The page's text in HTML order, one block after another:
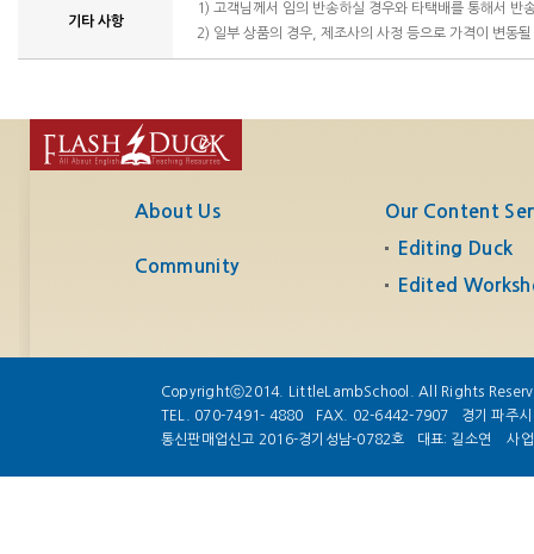
기타 사항
1) 고객님께서 임의 반송하실 경우와 타택배를 통해서
2) 일부 상품의 경우, 제조사의 사정 등으로 가격이 변동
About Us
Community
Our Content
Editing Duck
Edited
Copyrightⓒ2014. LittleLambSchool. All Rights
TEL. 070-7491- 4880
FAX. 02-6442-7907
경기 파주
통신판매업신고 2016-경기성남-0782호
대표: 길소연 사